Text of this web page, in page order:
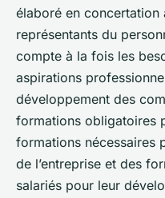
élaboré en concertation
représentants du
compte à la fois les
aspirations
développement des
formations obligatoires
formations nécessaires
de l’entreprise et des
salariés pour leur